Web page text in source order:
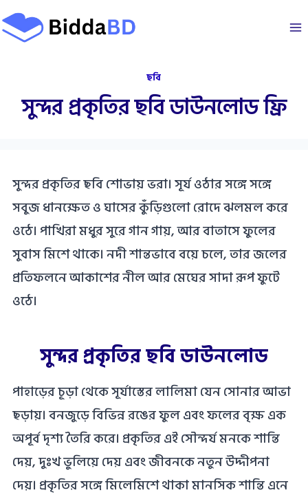
Skip
to
ছবি
সুন্দর প্রকৃতির ছবি ডাউনলোড ফ্রি
সুন্দর প্রকৃতির ছবি শোভায় ভরা। সূর্য ওঠার সঙ্গে সঙ্গে
সবুজ ধানক্ষেত ও ঘাসের কুঁড়িগুলো রোদে ঝলমল করে
ওঠে। পাখিরা মধুর সুরে গান গায়, আর বাতাসে ফুলের
সুবাস মিশে থাকে। নদী শান্তভাবে বয়ে চলে, তার জলের
প্রতিফলনে আকাশের নীল আর মেঘের সাদা রূপ ফুটে
ওঠে।
সুন্দর প্রকৃতির ছবি ডাউনলোড
পাহাড়ের চূড়া থেকে সূর্যাস্তের লালিমা যেন সোনার আভা
ছড়ায়। বনজুড়ে বিভিন্ন রঙের ফুল এবং ফলের বৃক্ষ এক
অপূর্ব দৃশ্য তৈরি করে। প্রকৃতির এই সৌন্দর্য মনকে শান্তি
দেয়, দুঃখ ভুলিয়ে দেয় এবং জীবনকে নতুন উদ্দীপনা
দেয়। প্রকৃতির সঙ্গে মিলেমিশে থাকা মানসিক শান্তি এনে